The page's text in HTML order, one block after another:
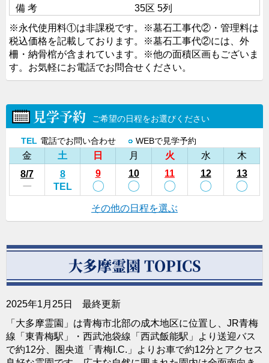
備 考
35区 5列
※永代使用料①は非課税です。
※墓石工事代②・管理料は
税込価格を記載しております。
※墓石工事代②には、外
柵・納骨棺が含まれています。
※他の面積区画もございま
す。お気軽にお電話でお問合せください。
見学予約 ご希望の日程をお選びください
TEL 電話でお問い合わせ ○ WEBで見学予約
金 土 日 月 火 水
木
8/7
ー
8
TEL
9
〇
10
〇
11
〇
12
〇
13
〇
その他の日程を選ぶ
大多摩霊園 TOPICS
2025年1月25日 最終更新
「大多摩霊園」は青梅市北部の成木地区に位置し、JR青梅
線「東青梅駅」・西武池袋線「西武飯能駅」
より送迎バス
で約12分、圏央道「青梅I.C.」よりお車で約12分とアクセス